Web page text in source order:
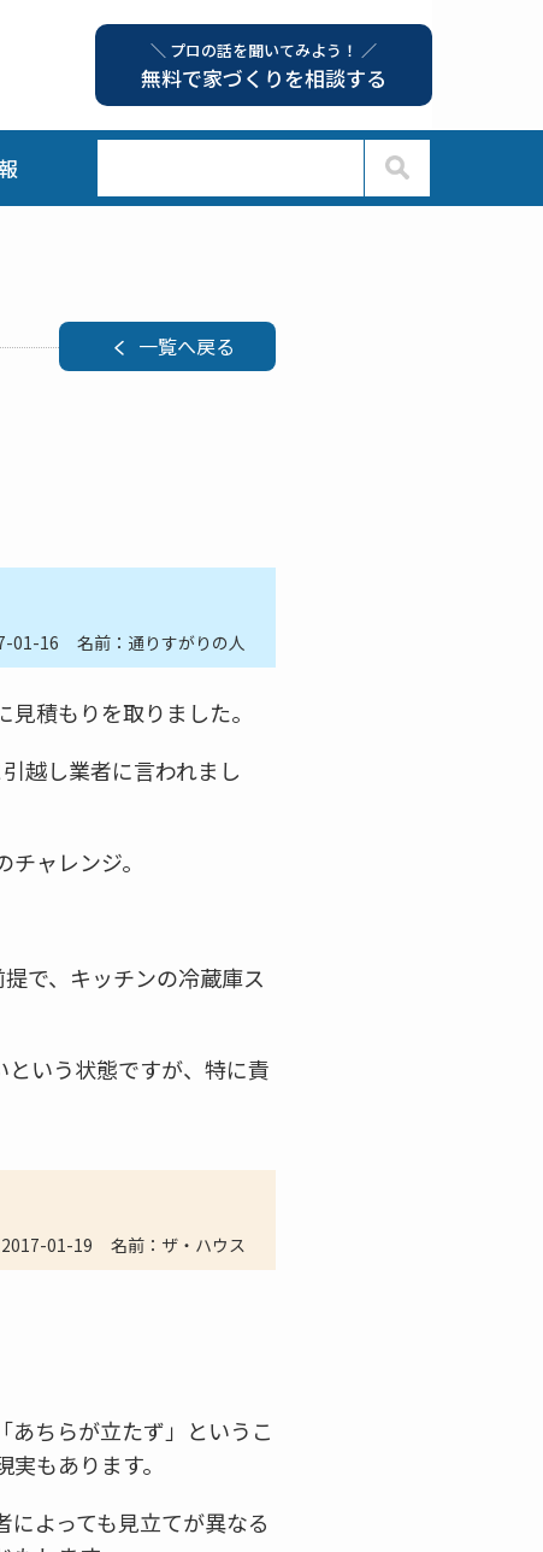
＼ プロの話を聞いてみよう！ ／
無料で家づくりを相談する
一覧へ戻る
01-16 名前：通りすがりの人
積もりを取りました。
越し業者に言われまし
ャレンジ。
で、キッチンの冷蔵庫ス
いう状態ですが、特に責
2017-01-19 名前：ザ・ハウス
あちらが立たず」というこ
もあります。
よっても見立てが異なる